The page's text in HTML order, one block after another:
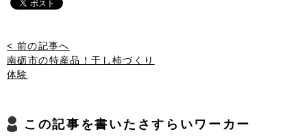
< 前の記事へ
南砺市の特産品！干し柿づくり
体験
この記事を書いたさすらいワーカー